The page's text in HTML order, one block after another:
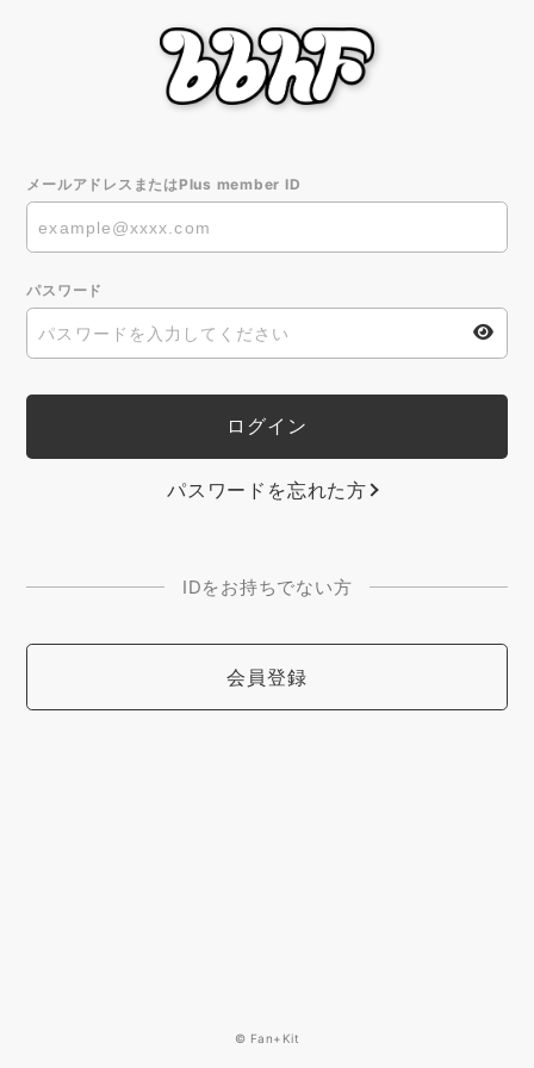
メールアドレスまたはPlus member ID
パスワード
パスワードを忘れた方
IDをお持ちでない方
会員登録
© Fan+Kit